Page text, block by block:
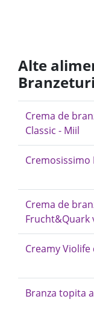
Alte
Branzeturi
Crema de
Classic - Miil
Cremosissimo
Crema de
Frucht&Quark
Creamy
Branza topita